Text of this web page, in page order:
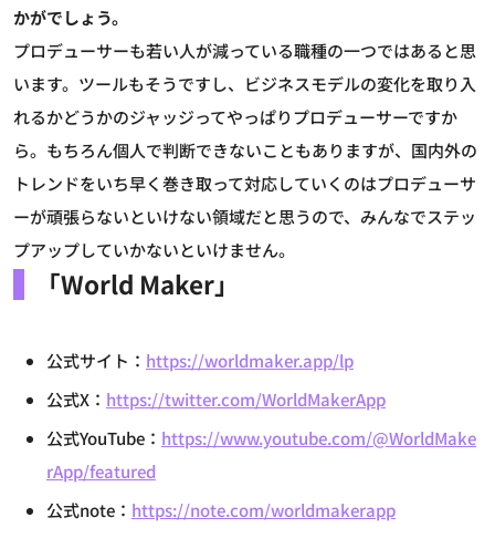
かがでしょう。
プロデューサーも若い人が減っている職種の一つではあると思
います。ツールもそうですし、ビジネスモデルの変化を取り入
れるかどうかのジャッジってやっぱりプロデューサーですか
ら。もちろん個人で判断できないこともありますが、国内外の
トレンドをいち早く巻き取って対応していくのはプロデューサ
ーが頑張らないといけない領域だと思うので、みんなでステッ
プアップしていかないといけません。
「World Maker」
公式サイト： https://worldmaker.app/lp
公式X： https://twitter.com/WorldMakerApp
公式YouTube： https://www.youtube.com/@WorldMake
rApp/featured
公式note： https://note.com/worldmakerapp